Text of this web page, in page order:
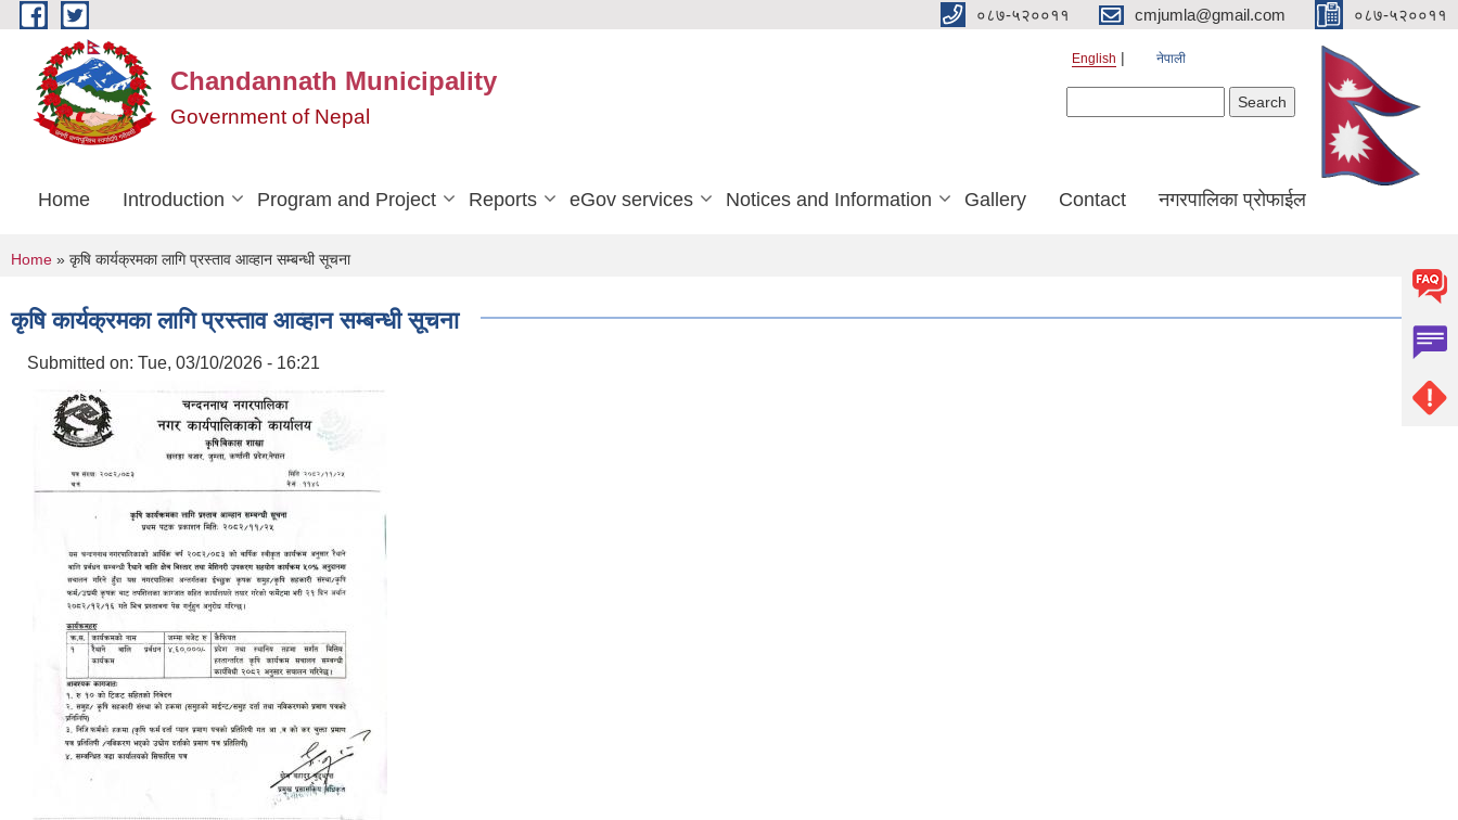
Skip to main content ०८७-५२००११ cmjumla@gmail.com ०८७-५२००११
Chandannath Municipality
Government of Nepal
English नेपाली
Home Introduction Program and Project Reports eGov services Notices and Information Gallery Contact नगरपालिका प्रोफाईल
You are here
Home » कृषि कार्यक्रमका लागि प्रस्ताव आव्हान सम्बन्धी सूचना
कृषि कार्यक्रमका लागि प्रस्ताव आव्हान सम्बन्धी सूचना
Submitted on: Tue, 03/10/2026 - 16:21